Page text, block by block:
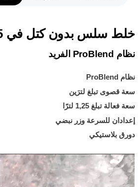
خلط سلس بدون كتل في 45 ثانية*
نظام ProBlend الفريد
نظام ProBlend
سعة قصوى تبلغ لترَين
سعة فعالة تبلغ 1,25 لترًا
إعدادان للسرعة وزر نبضي
دورق بلاستيكي